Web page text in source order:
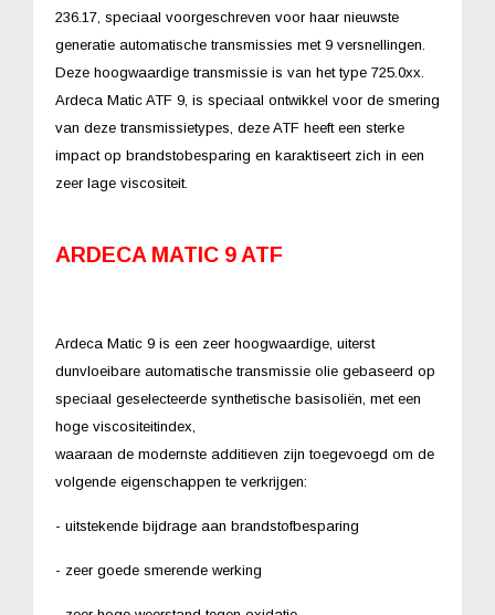
236.17, speciaal voorgeschreven voor haar nieuwste
generatie automatische transmissies met 9 versnellingen.
Deze hoogwaardige transmissie is van het type 725.0xx.
Ardeca Matic ATF 9, is speciaal ontwikkel voor de smering
van deze transmissietypes, deze ATF heeft een sterke
impact op brandstobesparing en karaktiseert zich in een
zeer lage viscositeit.
ARDECA MATIC 9 ATF
Ardeca Matic 9 is een zeer hoogwaardige, uiterst
dunvloeibare automatische transmissie olie gebaseerd op
speciaal geselecteerde synthetische basisoliën, met een
hoge viscositeitindex,
waaraan de modernste additieven zijn toegevoegd om de
volgende eigenschappen te verkrijgen:
- uitstekende bijdrage aan brandstofbesparing
- zeer goede smerende werking